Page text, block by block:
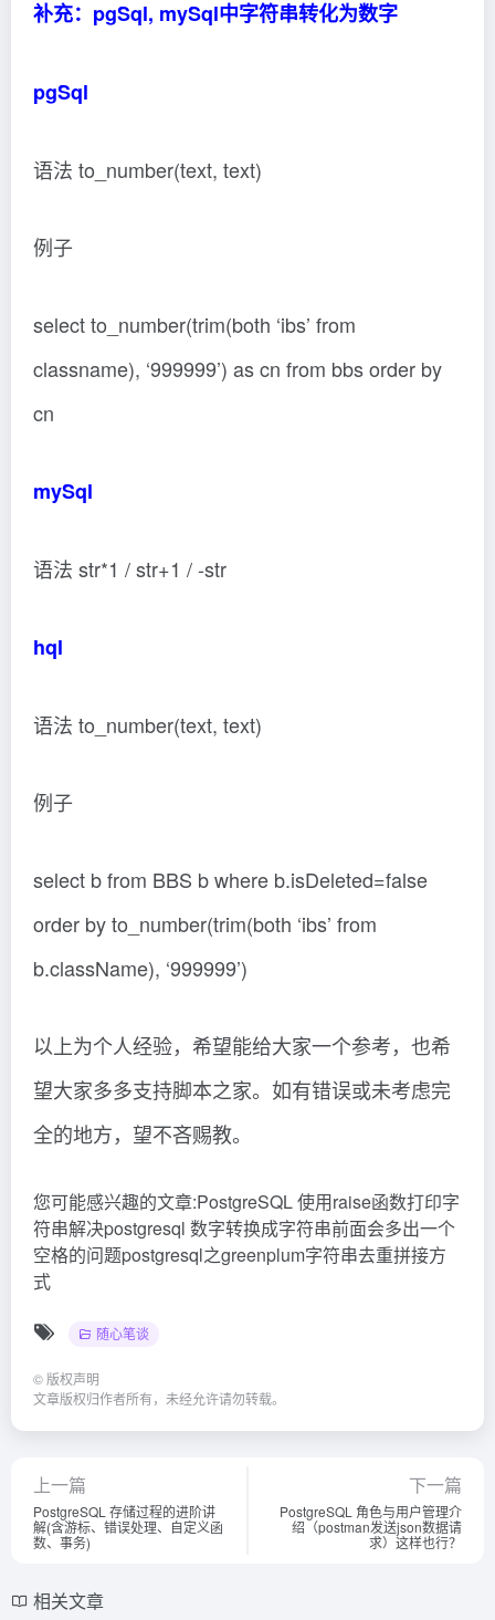
补充：pgSql, mySql中字符串转化为数字
pgSql
语法 to_number(text, text)
例子
select to_number(trim(both ‘ibs’ from
classname), ‘999999’) as cn from bbs order by
cn
mySql
语法 str*1 / str+1 / -str
hql
语法 to_number(text, text)
例子
select b from BBS b where b.isDeleted=false
order by to_number(trim(both ‘ibs’ from
b.className), ‘999999’)
以上为个人经验，希望能给大家一个参考，也希
望大家多多支持脚本之家。如有错误或未考虑完
全的地方，望不吝赐教。
您可能感兴趣的文章:PostgreSQL 使用raise函数打印字
符串解决postgresql 数字转换成字符串前面会多出一个
空格的问题postgresql之greenplum字符串去重拼接方
式
随心笔谈
© 版权声明
文章版权归作者所有，未经允许请勿转载。
上一篇
PostgreSQL 存储过程的进阶讲
解(含游标、错误处理、自定义函
数、事务)
下一篇
PostgreSQL 角色与用户管理介
绍（postman发送json数据请
求）这样也行？
相关文章